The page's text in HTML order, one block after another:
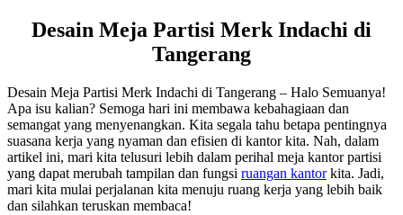
Desain Meja Partisi Merk Indachi di
Tangerang
Desain Meja Partisi Merk Indachi di Tangerang – Halo Semuanya!
Apa isu kalian? Semoga hari ini membawa kebahagiaan dan
semangat yang menyenangkan. Kita segala tahu betapa pentingnya
suasana kerja yang nyaman dan efisien di kantor kita. Nah, dalam
artikel ini, mari kita telusuri lebih dalam perihal meja kantor partisi
yang dapat merubah tampilan dan fungsi ruangan kantorkita. Jadi,
mari kita mulai perjalanan kita menuju ruang kerja yang lebih baik
dan silahkan teruskan membaca!